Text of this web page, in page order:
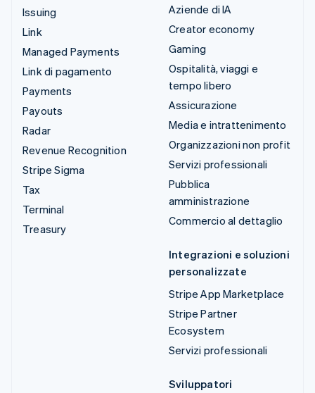
Issuing
Link
Managed Payments
Link di pagamento
Payments
Payouts
Radar
Revenue Recognition
Stripe Sigma
Tax
Terminal
Treasury
Aziende di IA
Creator economy
Gaming
Ospitalità, viaggi e
tempo libero
Assicurazione
Media e intrattenimento
Organizzazioni non profit
Servizi professionali
Pubblica
amministrazione
Commercio al dettaglio
Integrazioni e soluzioni
personalizzate
Stripe App Marketplace
Stripe Partner
Ecosystem
Servizi professionali
Sviluppatori